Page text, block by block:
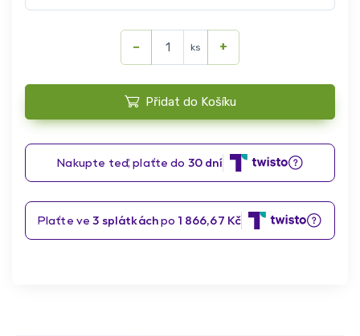
− ks +
Přidat do Košíku